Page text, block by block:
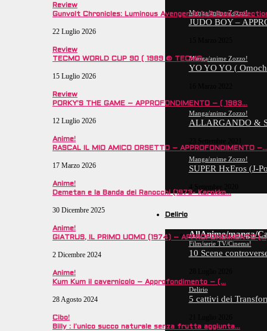
Manga/anime Zozzo!
JUDO BOY –
Manga/anime Zozzo!
YO YO YO (
8.3
Manga/anime Zozzo!
ALLARGANDO &
Manga/anime Zozzo!
SUPER HxEros (J-
Delirio
AllAnime/manga/
Film/serie TV/Cinema!
10 Scene
Delirio
5 cattivi dei
Review
Gunvolt Chronicles: Luminous Avenger iX 1+2 Dual
22 Luglio 2026
Review
TECMO WORLD CUP 90 ( 1989 © TECMO…
15 Luglio 2026
Review
PORKY’S THE GAME – APPROFONDIMENTO – ( 1983…
12 Luglio 2026
Anime!
RASCAL IL MIO AMICO ORSETTO – APPROFONDIMENTO –…
17 Marzo 2026
Anime!
Demetan e la Banda dei Ranocchi (1973- Kerokko…
30 Dicembre 2025
Anime!
GIATRUS, IL PRIMO UOMO (1974) – APPROFONDIMENTO (…
2 Dicembre 2024
Anime!
Kum Kum il cavernicolo – Approfondimento – (…
28 Agosto 2024
Cibo!
Billy : l’unico succo naturale senza frutta aggiunta…